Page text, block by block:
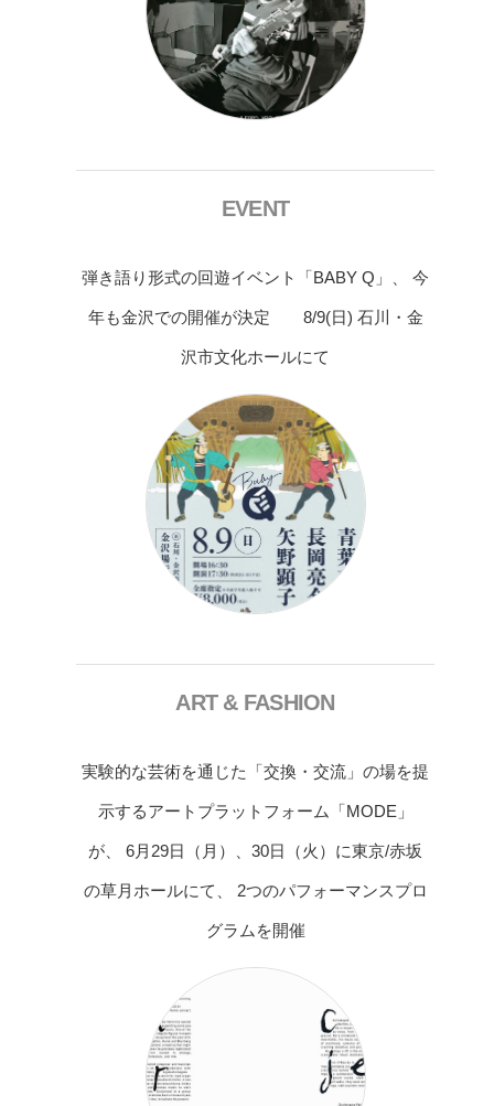
EVENT
弾き語り形式の回遊イベント「BABY Q」、 今
年も金沢での開催が決定 8/9(日) 石川・金
沢市文化ホールにて
ART & FASHION
実験的な芸術を通じた「交換・交流」の場を提
示するアートプラットフォーム「MODE」
が、 6月29日（月）、30日（火）に東京/赤坂
の草月ホールにて、 2つのパフォーマンスプロ
グラムを開催